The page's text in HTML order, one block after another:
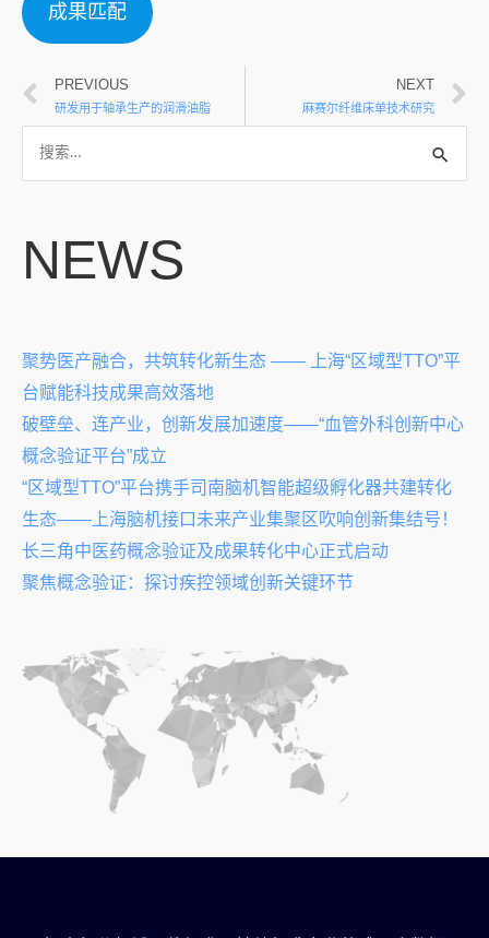
成果匹配
PREVIOUS
研发用于轴承生产的润滑油脂
NEXT
麻赛尔纤维床单技术研究
NEWS
聚势医产融合，共筑转化新生态 —— 上海“区域型TTO”平
台赋能科技成果高效落地
破壁垒、连产业，创新发展加速度——“血管外科创新中心
概念验证平台”成立
“区域型TTO”平台携手司南脑机智能超级孵化器共建转化
生态——上海脑机接口未来产业集聚区吹响创新集结号！
长三角中医药概念验证及成果转化中心正式启动
聚焦概念验证：探讨疾控领域创新关键环节